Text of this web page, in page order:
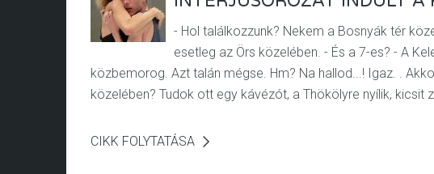
- Hol találkozzunk? Nekem a Bosnyák tér
esetleg az Örs közelében. - És a 7-es? - A
közbemorog. Azt talán mégse. Hm? Na hallod...! Igaz. .
közelében? Tudok ott egy kávézót, a Thökölyre nyílik, kicsit
CIKK FOLYTATÁSA